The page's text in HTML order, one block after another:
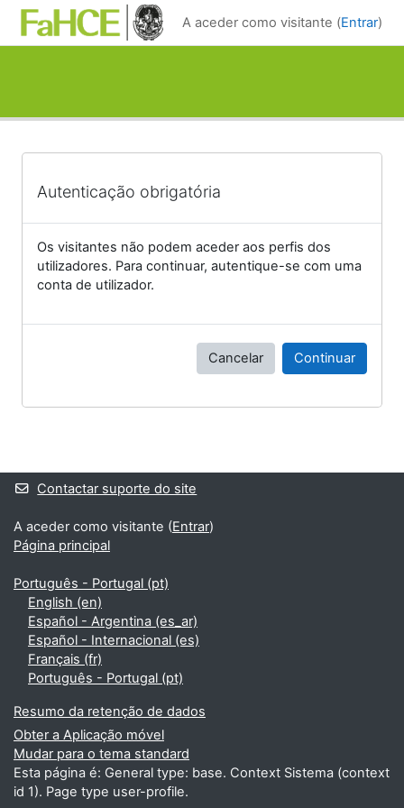
Ir para o conteúdo principal
A aceder como visitante (Entrar)
Autenticação obrigatória
Os visitantes não podem aceder aos perfis dos
utilizadores. Para continuar, autentique-se com uma
conta de utilizador.
Cancelar Continuar
Blocos adicionais
Contactar suporte do site
A aceder como visitante (Entrar)
Página principal
Português - Portugal ‎(pt)‎
English ‎(en)‎
Español - Argentina ‎(es_ar)‎
Español - Internacional ‎(es)‎
Français ‎(fr)‎
Português - Portugal ‎(pt)‎
Resumo da retenção de dados
Obter a Aplicação móvel
Mudar para o tema standard
Esta página é: General type: base. Context Sistema (context
id 1). Page type user-profile.